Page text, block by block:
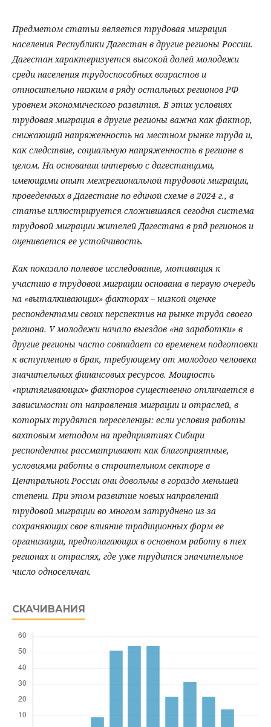
Предметом статьи является трудовая миграция
населения Республики Дагестан в другие регионы России.
Дагестан характеризуется высокой долей молодежи
среди населения трудоспособных возрастов и
относительно низким в ряду остальных регионов РФ
уровнем экономического развития. В этих условиях
трудовая миграция в другие регионы важна как фактор,
снижающий напряженность на местном рынке труда и,
как следствие, социальную напряженность в регионе в
целом. На основании интервью с дагестанцами,
имеющими опыт межрегиональной трудовой миграции,
проведенных в Дагестане по единой схеме в 2024 г., в
статье иллюстрируется сложившаяся сегодня система
трудовой миграции жителей Дагестана в ряд регионов и
оценивается ее устойчивость.
Как показало полевое исследование, мотивация к
участию в трудовой миграции основана в первую очередь
на «выталкивающих» факторах – низкой оценке
респондентами своих перспектив на рынке труда своего
региона. У молодежи начало выездов «на заработки» в
другие регионы часто совпадает со временем подготовки
к вступлению в брак, требующему от молодого человека
значительных финансовых ресурсов. Мощность
«притягивающих» факторов существенно отличается в
зависимости от направления миграции и отраслей, в
которых трудятся переселенцы: если условия работы
вахтовым методом на предприятиях Сибири
респонденты рассматривают как благоприятные,
условиями работы в строительном секторе в
Центральной России они довольны в гораздо меньшей
степени. При этом развитие новых направлений
трудовой миграции во многом затруднено из-за
сохраняющих свое влияние традиционных форм ее
организации, предполагающих в основном работу в тех
регионах и отраслях, где уже трудится значительное
число односельчан.
СКАЧИВАНИЯ